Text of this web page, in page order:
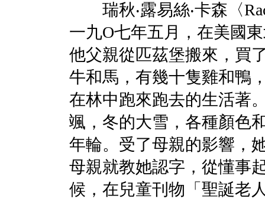
瑞秋‧露易絲‧卡森〈
一九O七年五月，在美國
他父親從匹茲堡搬來，買
牛和馬，有幾十隻雞和鴨
在林中跑來跑去的生活著
颯，冬的大雪，各種顏色
年輪。受了母親的影響，
母親就教她認字，從懂事
候，在兒童刊物「聖誕老